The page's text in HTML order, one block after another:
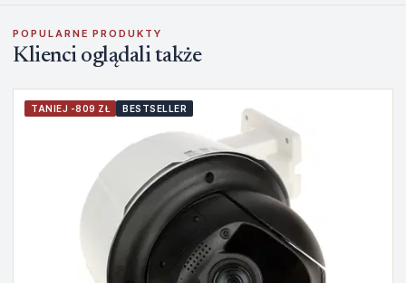
POPULARNE PRODUKTY
Klienci oglądali także
TANIEJ -809 ZŁ BESTSELLER